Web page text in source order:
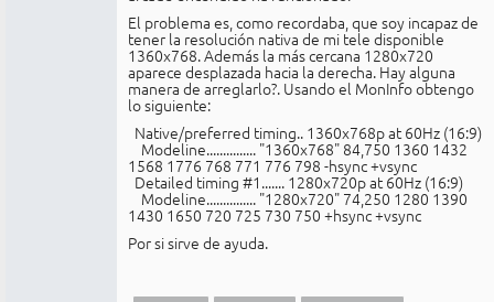
El problema es, como recordaba, que soy incapaz de
tener la resolución nativa de mi tele disponible
1360x768. Además la más cercana 1280x720
aparece desplazada hacia la derecha. Hay alguna
manera de arreglarlo?. Usando el MonInfo obtengo
lo siguiente:
Native/preferred timing.. 1360x768p at 60Hz (16:9)
Modeline............... "1360x768" 84,750 1360 1432
1568 1776 768 771 776 798 -hsync +vsync
Detailed timing #1....... 1280x720p at 60Hz (16:9)
Modeline............... "1280x720" 74,250 1280 1390
1430 1650 720 725 730 750 +hsync +vsync
Por si sirve de ayuda.